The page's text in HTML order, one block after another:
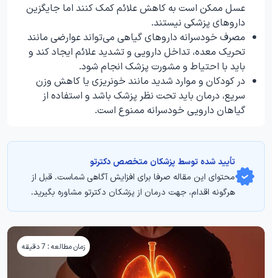
عسل ممکن است به کاهش علائم کمک کنند اما جایگزین
داروهای پزشکی نیستند.
مصرف خودسرانه داروهای گیاهی می‌تواند عوارضی مانند
تحریک معده، تداخل دارویی و تشدید علائم ایجاد کند و
باید با احتیاط و مشورت پزشک انجام شود.
در کودکان و موارد شدید مانند خونریزی یا کاهش وزن
سریع، درمان باید تحت نظر پزشک باشد و استفاده از
گیاهان دارویی خودسرانه ممنوع است.
تأیید‌‌‌‌‌‌‌ شده توسط پزشکان متخصص دکترتو
محتوای این مقاله صرفا برای افزایش آگاهی شماست. قبل از
هرگونه اقدام، جهت درمان از پزشکان دکترتو مشاوره بگیرید.
زمان مطالعه : 7 دقیقه